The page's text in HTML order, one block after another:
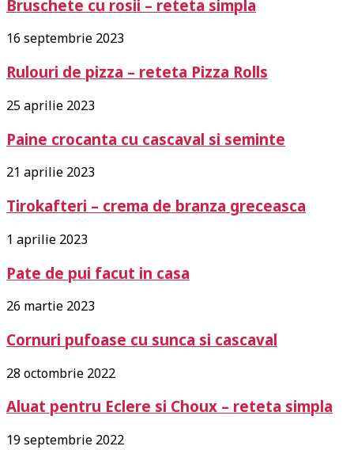
Bruschete cu rosii – reteta simpla
16 septembrie 2023
Rulouri de pizza – reteta Pizza Rolls
25 aprilie 2023
Paine crocanta cu cascaval si seminte
21 aprilie 2023
Tirokafteri – crema de branza greceasca
1 aprilie 2023
Pate de pui facut in casa
26 martie 2023
Cornuri pufoase cu sunca si cascaval
28 octombrie 2022
Aluat pentru Eclere si Choux – reteta simpla
19 septembrie 2022